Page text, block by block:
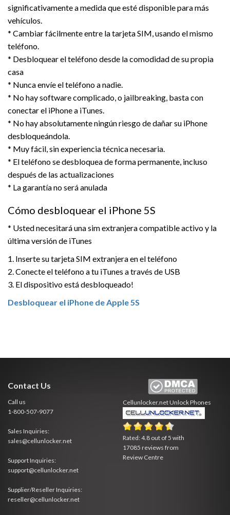
significativamente a medida que esté disponible para más
vehículos.
* Cambiar fácilmente entre la tarjeta SIM, usando el mismo
teléfono.
* Desbloquear el teléfono desde la comodidad de su propia
casa
* Nunca envíe el teléfono a nadie.
* No hay software complicado, o jailbreaking, basta con
conectar el iPhone a iTunes.
* No hay absolutamente ningún riesgo de dañar su iPhone
desbloqueándola.
* Muy fácil, sin experiencia técnica necesaria.
* El teléfono se desbloquea de forma permanente, incluso
después de las actualizaciones
* La garantía no será anulada
Cómo desbloquear el iPhone 5S
* Usted necesitará una sim extranjera compatible activo y la
última versión de iTunes
1. Inserte su tarjeta SIM extranjera en el teléfono
2. Conecte el teléfono a tu iTunes a través de USB
3. El dispositivo está desbloqueado!
Desbloquear el iPhone de Apple 5S
Contact Us
Call us
1-800-507-9077
Sales Inquiries:
sales@cellunlocker.net
Support Inquiries:
support@cellunlocker.net
Supplier/Reseller Inquiries:
reseller@cellunlocker.net
Cellunlocker.netUnlock Phones
Rated:4.8 out of5 with
17085 reviews from
Review Centre